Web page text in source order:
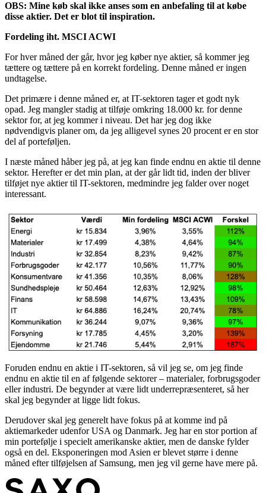
OBS: Mine køb skal ikke anses som en anbefaling til at købe
disse aktier. Det er blot til inspiration.
Fordeling iht. MSCI ACWI
For hver måned der går, hvor jeg køber nye aktier, så kommer jeg
tættere og tættere på en korrekt fordeling. Denne måned er ingen
undtagelse.
Det primære i denne måned er, at IT-sektoren tager et godt nyk
opad. Jeg mangler stadig at tilføje omkring 18.000 kr. for denne
sektor for, at jeg kommer i niveau. Det har jeg dog ikke
nødvendigvis planer om, da jeg alligevel synes 20 procent er en stor
del af porteføljen.
I næste måned håber jeg på, at jeg kan finde endnu en aktie til denne
sektor. Herefter er det min plan, at der går lidt tid, inden der bliver
tilføjet nye aktier til IT-sektoren, medmindre jeg falder over noget
interessant.
Foruden endnu en aktie i IT-sektoren, så vil jeg se, om jeg finde
endnu en aktie til en af følgende sektorer – materialer, forbrugsgoder
eller industri. De begynder at være lidt underrepræsenteret, så her
skal jeg begynder at ligge lidt fokus.
Derudover skal jeg generelt have fokus på at komme ind på
aktiemarkeder udenfor USA og Danmark. Jeg har en stor portion af
min portefølje i specielt amerikanske aktier, men de danske fylder
også en del. Eksponeringen mod Asien er blevet større i denne
måned efter tilføjelsen af Samsung, men jeg vil gerne have mere på.